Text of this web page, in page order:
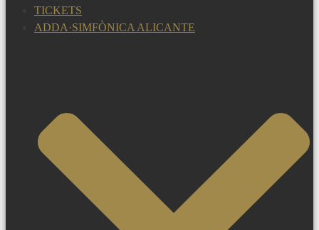
TICKETS
ADDA·SIMFÒNICA ALICANTE